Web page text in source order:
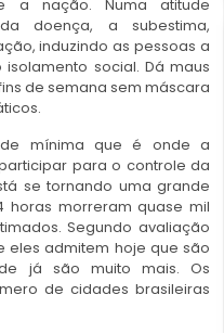
a nação. Numa atitude
doença, a subestima,
induzindo as pessoas a
social. Dá maus
de semana sem máscara
mínima que é onde a
para o controle da
se tornando uma grande
horas morreram quase mil
Segundo avaliação
eles admitem hoje que são
já são muito mais. Os
de cidades brasileiras